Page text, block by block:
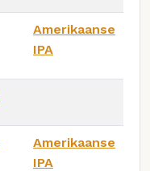
Amerikaanse
IPA
Amerikaanse
IPA